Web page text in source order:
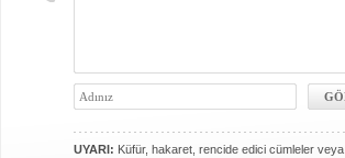
UYARI: Küfür, hakaret, rencide edici cümleler veya